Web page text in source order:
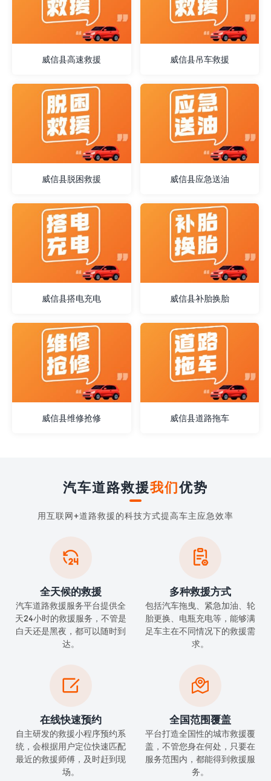
威信县高速救援 威信县吊车救援
威信县脱困救援 威信县应急送油
威信县搭电充电 威信县补胎换胎
威信县维修抢修 威信县道路拖车
汽车道路救援我们优势
用互联网+道路救援的科技方式提高车主应急效率

全天候的救援
汽车道路救援服务平台提供全
天24小时的救援服务，不管是
白天还是黑夜，都可以随时到
达。

多种救援方式
包括汽车拖曳、紧急加油、轮
胎更换、电瓶充电等，能够满
足车主在不同情况下的救援需
求。

在线快速预约
自主研发的救援小程序预约系
统，会根据用户定位快速匹配
最近的救援师傅，及时赶到现
场。

全国范围覆盖
平台打造全国性的城市救援覆
盖，不管您身在何处，只要在
服务范围内，都能得到救援服
务。